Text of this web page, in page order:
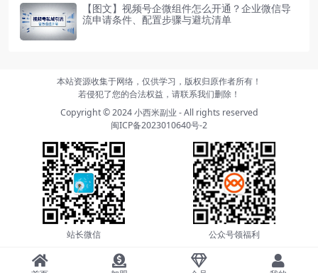
【图文】视频号企微组件怎么开通？企业微信导
流申请条件、配置步骤与避坑清单
本站资源收集于网络，仅供学习，版权归原作者所有！
若侵犯了您的合法权益，请联系我们删除！
Copyright © 2024小西米副业 - All rights reserved
闽ICP备2023010640号-2
站长微信 公众号领福利